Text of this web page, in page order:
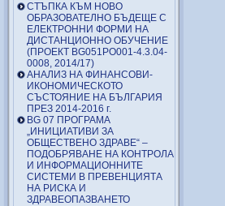
СТЪПКА КЪМ НОВО
ОБРАЗОВАТЕЛНО БЪДЕЩЕ С
ЕЛЕКТРОННИ ФОРМИ НА
ДИСТАНЦИОННО ОБУЧЕНИЕ
(ПРОЕКТ BG051PO001-4.3.04-
0008, 2014/17)
АНАЛИЗ НА ФИНАНСОВИ-
ИКОНОМИЧЕСКОТО
СЪСТОЯНИЕ НА БЪЛГАРИЯ
ПРЕЗ 2014-2016 г.
BG 07 ПРОГРАМА
„ИНИЦИАТИВИ ЗА
ОБЩЕСТВЕНО ЗДРАВЕ“ –
ПОДОБРЯВАНЕ НА КОНТРОЛА
И ИНФОРМАЦИОННИТЕ
СИСТЕМИ В ПРЕВЕНЦИЯТА
НА РИСКА И
ЗДРАВЕОПАЗВАНЕТО